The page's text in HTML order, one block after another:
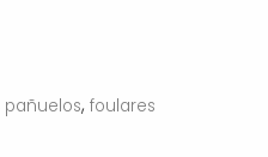
pañuelos, foulares